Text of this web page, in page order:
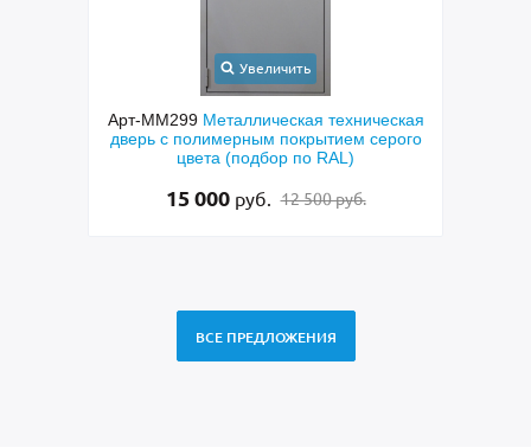
Увеличить
Арт-ММ299 Металлическая техническая
дверь с полимерным покрытием серого
цвета (подбор по RAL)
15 000 руб. 12 500 руб.
ВСЕ ПРЕДЛОЖЕНИЯ